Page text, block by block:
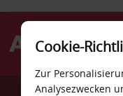
Cookie-
Zur
Analysezwecken